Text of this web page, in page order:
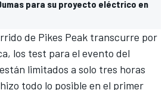
para su proyecto eléctrico en
de Pikes Peak transcurre por
los test para el evento del
limitados a solo tres horas
hizo todo lo posible en el primer